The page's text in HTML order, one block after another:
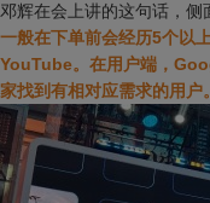
邓辉在会上讲的这句话，侧
一般在下单前会经历5个以
YouTube。在用户端，
家找到有相对应需求的用户